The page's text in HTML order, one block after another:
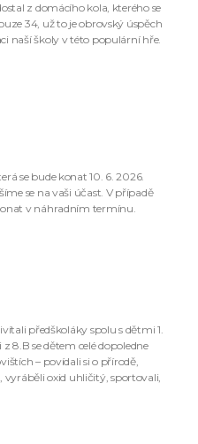
z domácího kola, kterého se
34, už to je obrovský úspěch
naší školy v této populární hře.
se bude konat 10. 6. 2026.
se na vaši účast. V případě
v náhradním termínu.
předškoláky spolu s dětmi 1.
8.B se dětem celé dopoledne
– povídali si o přírodě,
vyráběli oxid uhličitý, sportovali,